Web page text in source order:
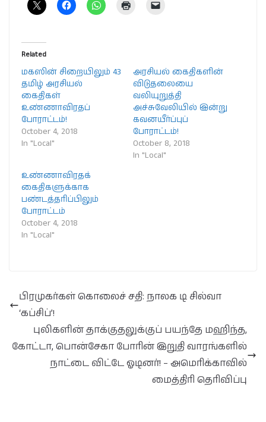
Related
மகஸின் சிறையிலும் 43
தமிழ் அரசியல்
கைதிகள்
உண்ணாவிரதப்
போராட்டம்!
October 4, 2018
In "Local"
அரசியல் கைதிகளின்
விடுதலையை
வலியுறுத்தி
அச்சுவேலியில் இன்று
கவனயீர்ப்புப்
போராட்டம்!
October 8, 2018
In "Local"
உண்ணாவிரதக்
கைதிகளுக்காக
பண்டத்தரிப்பிலும்
போராட்டம்
October 4, 2018
In "Local"
பிரமுகர்கள் கொலைச் சதி: நாலக டி சில்வா
‘கப்சிப்’!
புலிகளின் தாக்குதலுக்குப் பயந்தே மஹிந்த,
கோட்டா, பொன்சேகா போரின் இறுதி வாரங்களில்
நாட்டை விட்டே ஓடினர்! – அமெரிக்காவில்
மைத்திரி தெரிவிப்பு